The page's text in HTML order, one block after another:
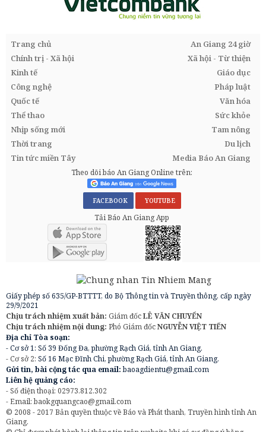
Trang chủ
An Giang 24 giờ
Chính trị - Xã hội
Xã hội - Từ thiện
Kinh tế
Giáo dục
Công nghệ
Pháp luật
Quốc tế
Văn hóa
Thể thao
Sức khỏe
Nhịp sống mới
Tam nông
Thời trang
Du lịch
Tin tức miền Tây
Media Báo An Giang
Theo dõi báo An Giang Online trên:
FACEBOOK YOUTUBE
Tải Báo An Giang App
Giấy phép số 635/GP-BTTTT, do Bộ Thông tin và Truyền thông, cấp ngày
29/9/2021
Chịu trách nhiệm xuất bản: Giám đốcLÊ VĂN CHUYỂN
Chịu trách nhiệm nội dung: Phó Giám đốcNGUYỄN VIỆT TIẾN
Địa chỉ Tòa soạn:
- Cơ sở 1: Số 39 Đống Đa, phường Rạch Giá, tỉnh An Giang.
- Cơ sở 2: Số 16 Mạc Đĩnh Chi, phường Rạch Giá, tỉnh An Giang.
Gửi tin, bài cộng tác qua email:baoagdientu@gmail.com
Liên hệ quảng cáo:
- Số điện thoại: 02973.812.302
- Email:baokgquangcao@gmail.com
© 2008 - 2017 Bản quyền thuộc về Báo và Phát thanh, Truyền hình tỉnh An
Giang.